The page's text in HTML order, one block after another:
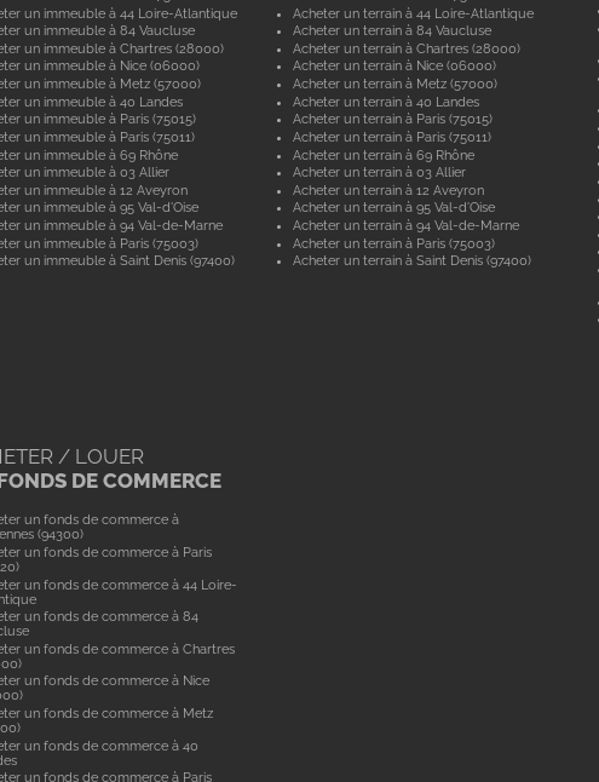
un immeuble à 44 Loire-Atlantique
un immeuble à 84 Vaucluse
un immeuble à Chartres (28000)
un immeuble à Nice (06000)
un immeuble à Metz (57000)
un immeuble à 40 Landes
un immeuble à Paris (75015)
un immeuble à Paris (75011)
un immeuble à 69 Rhône
un immeuble à 03 Allier
un immeuble à 12 Aveyron
un immeuble à 95 Val-d'Oise
un immeuble à 94 Val-de-Marne
un immeuble à Paris (75003)
un immeuble à Saint Denis (97400)
Acheter un terrain à 44 Loire-Atlantique
Acheter un terrain à 84 Vaucluse
Acheter un terrain à Chartres (28000)
Acheter un terrain à Nice (06000)
Acheter un terrain à Metz (57000)
Acheter un terrain à 40 Landes
Acheter un terrain à Paris (75015)
Acheter un terrain à Paris (75011)
Acheter un terrain à 69 Rhône
Acheter un terrain à 03 Allier
Acheter un terrain à 12 Aveyron
Acheter un terrain à 95 Val-d'Oise
Acheter un terrain à 94 Val-de-Marne
Acheter un terrain à Paris (75003)
Acheter un terrain à Saint Denis (97400)
/ LOUER
DE COMMERCE
un fonds de commerce à
(94300)
un fonds de commerce à Paris
un fonds de commerce à 44 Loire-
un fonds de commerce à 84
un fonds de commerce à Chartres
un fonds de commerce à Nice
un fonds de commerce à Metz
un fonds de commerce à 40
un fonds de commerce à Paris